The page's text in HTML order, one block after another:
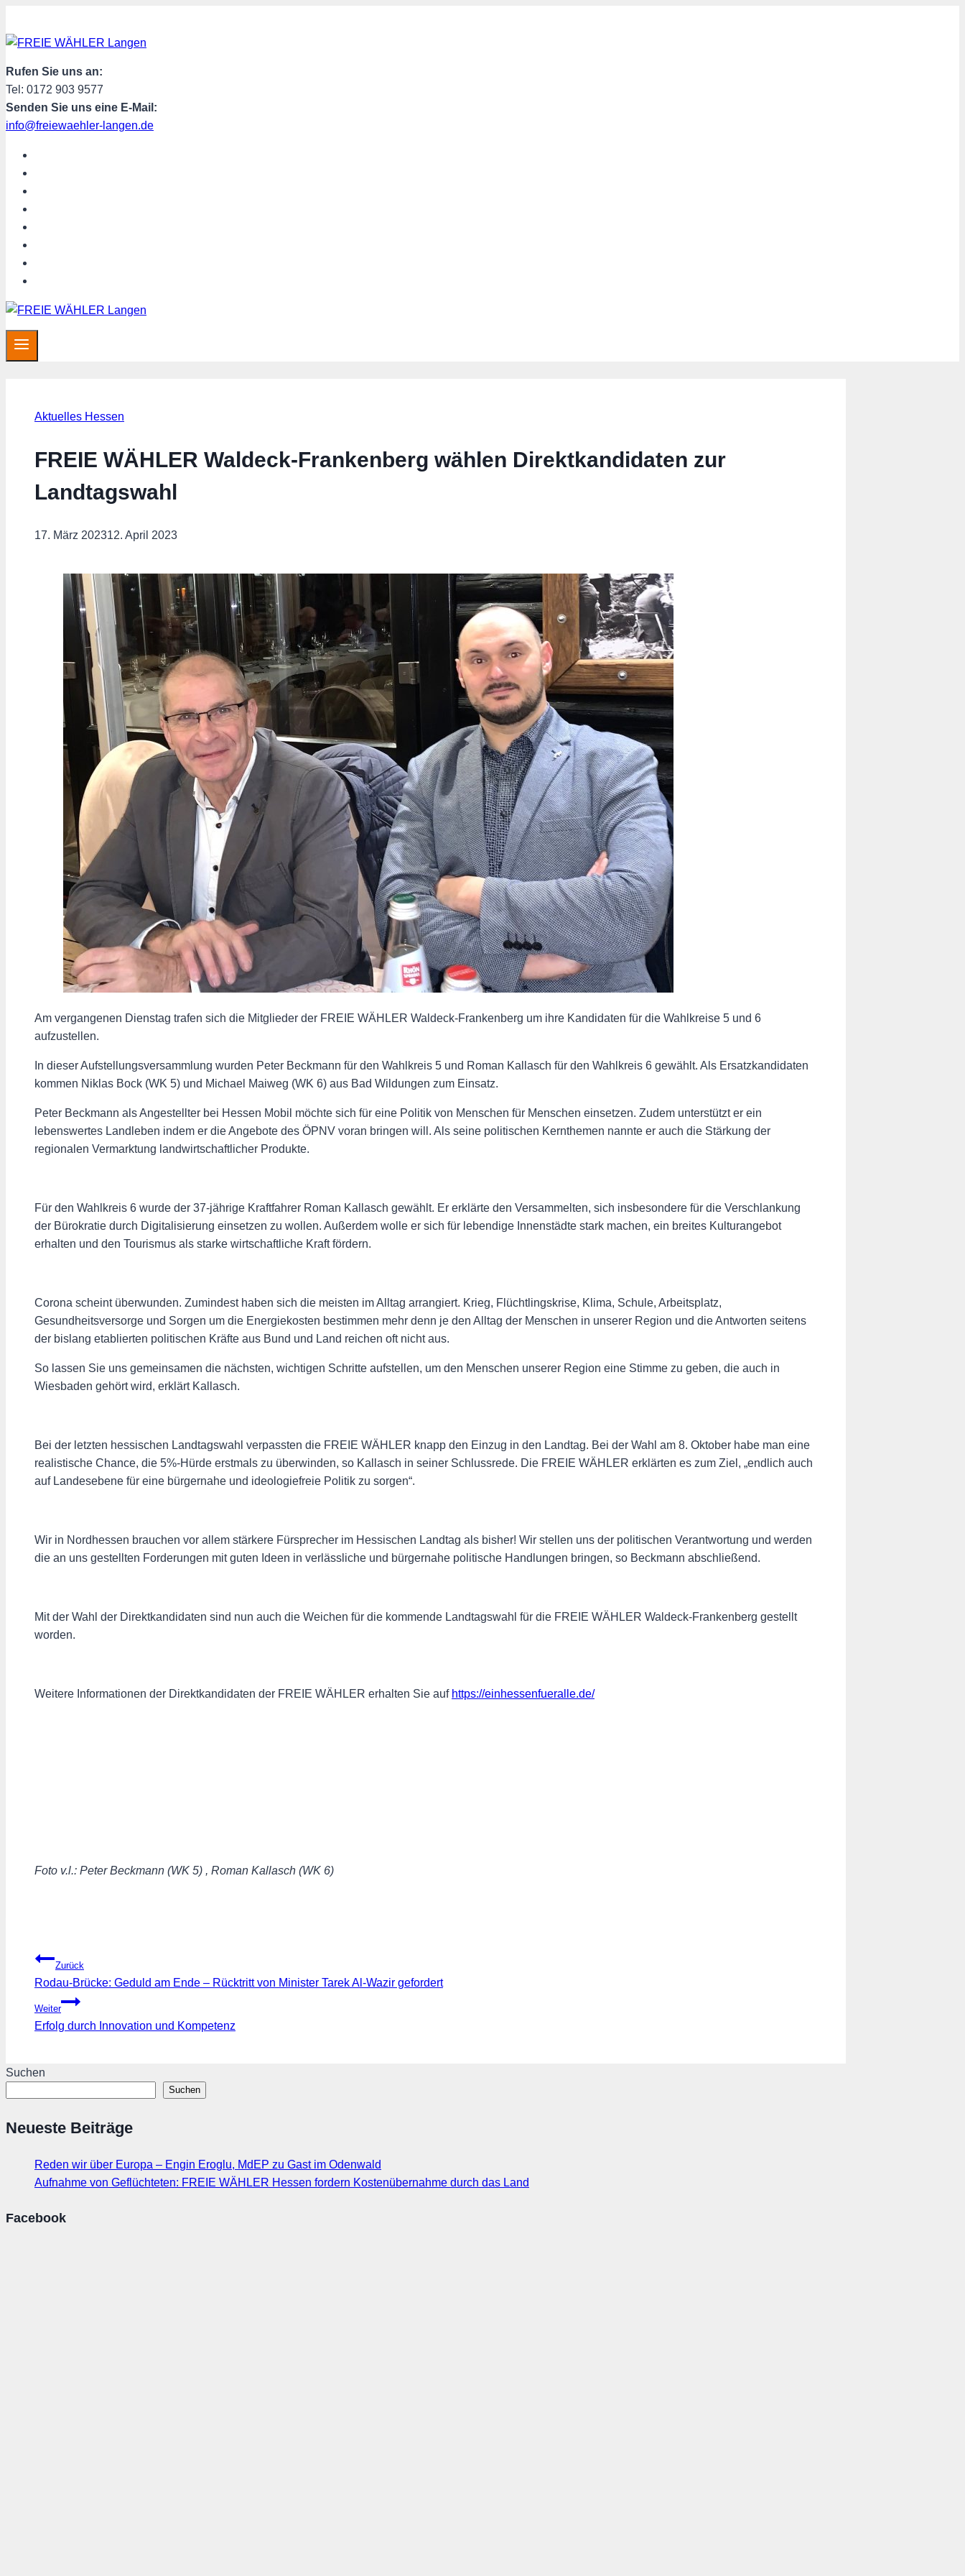
Inhalt
springen
Rufen Sie uns an:
Tel: 0172 903 9577
Senden Sie uns eine E-Mail:
info@freiewaehler-langen.de
Aktuelles Hessen
FREIE WÄHLER Waldeck-Frankenberg wählen Direktkandidaten zur
Landtagswahl
17. März 202312. April 2023
Am vergangenen Dienstag trafen sich die Mitglieder der FREIE WÄHLER Waldeck-Frankenberg um ihre Kandidaten für die Wahlkreise 5 und 6
aufzustellen.
In dieser Aufstellungsversammlung wurden Peter Beckmann für den Wahlkreis 5 und Roman Kallasch für den Wahlkreis 6 gewählt. Als Ersatzkandidaten
kommen Niklas Bock (WK 5) und Michael Maiweg (WK 6) aus Bad Wildungen zum Einsatz.
Peter Beckmann als Angestellter bei Hessen Mobil möchte sich für eine Politik von Menschen für Menschen einsetzen. Zudem unterstützt er ein
lebenswertes Landleben indem er die Angebote des ÖPNV voran bringen will. Als seine politischen Kernthemen nannte er auch die Stärkung der
regionalen Vermarktung landwirtschaftlicher Produkte.
Für den Wahlkreis 6 wurde der 37-jährige Kraftfahrer Roman Kallasch gewählt. Er erklärte den Versammelten, sich insbesondere für die Verschlankung
der Bürokratie durch Digitalisierung einsetzen zu wollen. Außerdem wolle er sich für lebendige Innenstädte stark machen, ein breites Kulturangebot
erhalten und den Tourismus als starke wirtschaftliche Kraft fördern.
Corona scheint überwunden. Zumindest haben sich die meisten im Alltag arrangiert. Krieg, Flüchtlingskrise, Klima, Schule, Arbeitsplatz,
Gesundheitsversorge und Sorgen um die Energiekosten bestimmen mehr denn je den Alltag der Menschen in unserer Region und die Antworten seitens
der bislang etablierten politischen Kräfte aus Bund und Land reichen oft nicht aus.
So lassen Sie uns gemeinsamen die nächsten, wichtigen Schritte aufstellen, um den Menschen unserer Region eine Stimme zu geben, die auch in
Wiesbaden gehört wird, erklärt Kallasch.
Bei der letzten hessischen Landtagswahl verpassten die FREIE WÄHLER knapp den Einzug in den Landtag. Bei der Wahl am 8. Oktober habe man eine
realistische Chance, die 5%-Hürde erstmals zu überwinden, so Kallasch in seiner Schlussrede. Die FREIE WÄHLER erklärten es zum Ziel, „endlich auch
auf Landesebene für eine bürgernahe und ideologiefreie Politik zu sorgen“.
Wir in Nordhessen brauchen vor allem stärkere Fürsprecher im Hessischen Landtag als bisher! Wir stellen uns der politischen Verantwortung und werden
die an uns gestellten Forderungen mit guten Ideen in verlässliche und bürgernahe politische Handlungen bringen, so Beckmann abschließend.
Mit der Wahl der Direktkandidaten sind nun auch die Weichen für die kommende Landtagswahl für die FREIE WÄHLER Waldeck-Frankenberg gestellt
worden.
Weitere Informationen der Direktkandidaten der FREIE WÄHLER erhalten Sie auf https://einhessenfueralle.de/
Foto v.l.: Peter Beckmann (WK 5) , Roman Kallasch (WK 6)
Beitragsnavigation
Zurück
Rodau-Brücke: Geduld am Ende – Rücktritt von Minister Tarek Al-Wazir gefordert
Weiter
Erfolg durch Innovation und Kompetenz
Suchen
Suchen
Neueste Beiträge
Reden wir über Europa – Engin Eroglu, MdEP zu Gast im Odenwald
Aufnahme von Geflüchteten: FREIE WÄHLER Hessen fordern Kostenübernahme durch das Land
Facebook